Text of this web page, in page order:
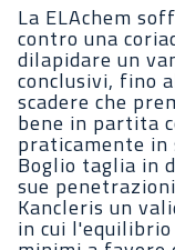
La ELAchem
contro una
dilapidare un
conclusivi, fino
scadere che
bene in partita
praticamente
Boglio taglia in
sue
Kancleris un
in cui